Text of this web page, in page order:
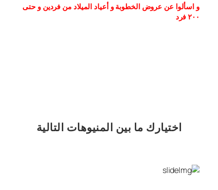
٢٠٠ فرد
اختيارك ما بين المنيوهات التالية